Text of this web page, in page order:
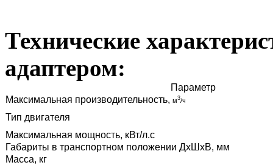
Технические
адаптером:
Параметр
Максимальная производительность, м3/ч
Тип двигателя
Максимальная мощность, кВт/л.с
Габариты в транспортном положении ДхШхВ, мм
Масса, кг